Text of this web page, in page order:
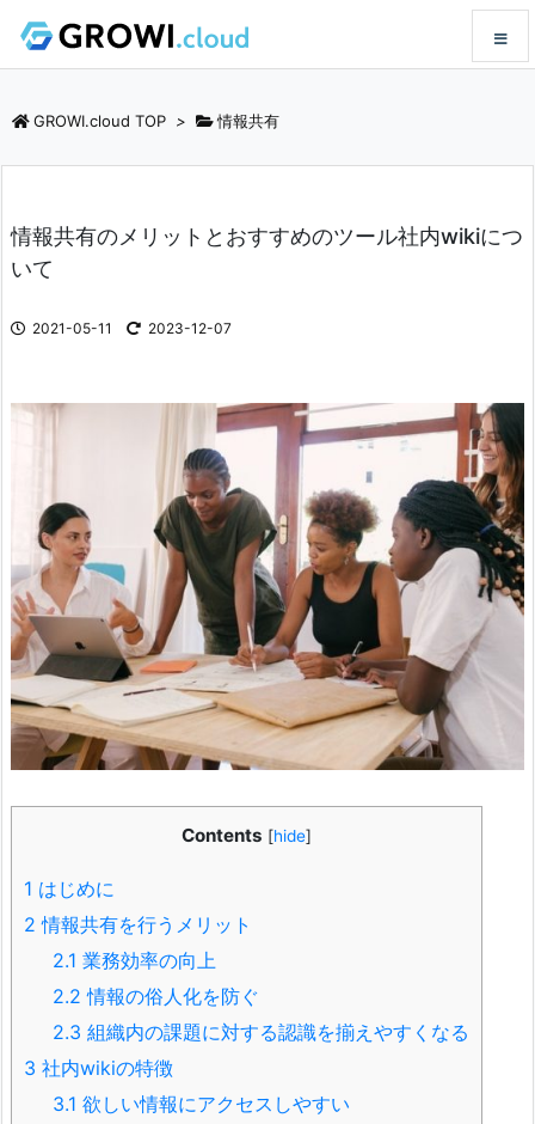
GROWI.cloud TOP > 情報共有
情報共有のメリットとおすすめのツール社内wikiにつ
いて
2021-05-11 2023-12-07
Contents [hide]
1 はじめに
2 情報共有を行うメリット
2.1 業務効率の向上
2.2 情報の俗人化を防ぐ
2.3 組織内の課題に対する認識を揃えやすくなる
3 社内wikiの特徴
3.1 欲しい情報にアクセスしやすい